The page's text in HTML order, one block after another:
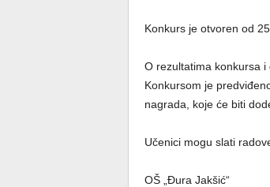
Konkurs je otvoren od
O rezultatima konkursa
Konkursom je
nagrada, koje će biti
Učenici mogu slati
OŠ „Đura Jakšić“